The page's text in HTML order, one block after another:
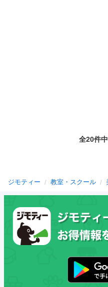
全20件
ジモティー 教室・スクール